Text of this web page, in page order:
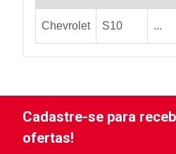
Chevrolet S10 ...
Cadastre-se para
ofertas!